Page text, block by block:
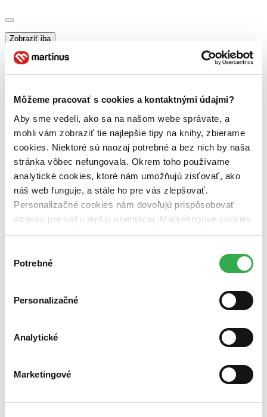
Môžeme pracovať s cookies a kontaktnými údajmi?
Aby sme vedeli, ako sa na našom webe správate, a
mohli vám zobraziť tie najlepšie tipy na knihy, zbierame
cookies. Niektoré sú naozaj potrebné a bez nich by naša
stránka vôbec nefungovala. Okrem toho používame
analytické cookies, ktoré nám umožňujú zisťovať, ako
náš web funguje, a stále ho pre vás zlepšovať.
Personalizačné cookies nám dovoľujú prispôsobovať
stránku pre vašu lepšiu orientáciu. Marketingové cookies
nám zas umožňujú zobrazenie relevantnej reklamy.
nám pomohlo, keby sme mohli používať všetky tieto
súhlasu
Potrebné
Personalizačné
Analytické
Marketingové
Zobraziť iba
novinky (0 titulov)
zľavnené tituly (0 titulov)
na centrálnom sklade (0 titulov)na centrálnom sklade
pripravujeme (0 titulov)pripravujeme
dostupná (bez vypredaných) (0 titulov)dostupná (bez
vypredaných)
Nové / čítané
nová (0 titulov)nová
čítaná (0 titulov)čítaná
čítaná - výborný stav (0 titulov)čítaná - výborný stav
čítaná - mierne opotrebovaná (0 titulov) čítaná - mierne
opotrebovaná
čítané verzie vypredaných kníh (0 titulov)čítané verzie
Zúžiť výber
Zoradiť
Novinky
Najdrahšie
Najvyššia zľava